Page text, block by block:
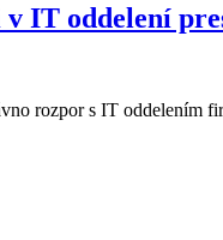
IT oddelení
rozpor s IT